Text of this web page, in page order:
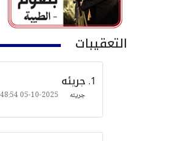
التعقيبات
جريئه
جريئه 2025-10-05 16:48:54